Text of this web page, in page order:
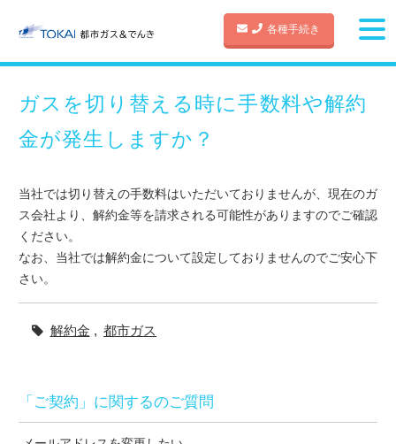
各種手続き
ガスを切り替える時に手数料や解約
金が発生しますか？
当社では切り替えの手数料はいただいておりませんが、現在のガ
ス会社より、解約金等を請求される可能性がありますのでご確認
ください。
なお、当社では解約金について設定しておりませんのでご安心下
さい。
解約金 , 都市ガス
「ご契約」に関するのご質問